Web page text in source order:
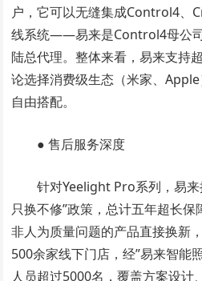
户，它可以无缝集成Control4、
线系统——易来是Control4母公
陆总代理。整体来看，易来支持
论选择消费级生态（米家、
自由搭配。
● 售后服务深度
针对Yeelight Pro系列，易来
只换不修”政策，总计五年超长保
非人为质量问题的产品直接换新
500余家线下门店，经”易来智能
人员超过5000名，覆盖方案设计